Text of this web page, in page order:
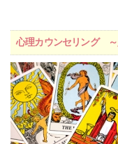
心理カウンセリング ～